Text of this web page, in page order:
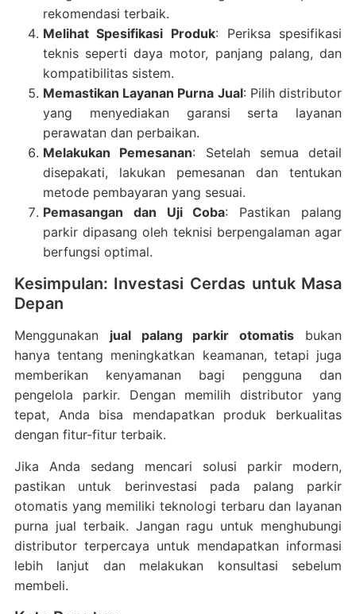
rekomendasi terbaik.
Melihat Spesifikasi Produk: Periksa spesifikasi
teknis seperti daya motor, panjang palang, dan
kompatibilitas sistem.
Memastikan Layanan Purna Jual: Pilih distributor
yang menyediakan garansi serta layanan
perawatan dan perbaikan.
Melakukan Pemesanan: Setelah semua detail
disepakati, lakukan pemesanan dan tentukan
metode pembayaran yang sesuai.
Pemasangan dan Uji Coba: Pastikan palang
parkir dipasang oleh teknisi berpengalaman agar
berfungsi optimal.
Kesimpulan: Investasi Cerdas untuk Masa
Depan
Menggunakan jual palang parkir otomatis bukan
hanya tentang meningkatkan keamanan, tetapi juga
memberikan kenyamanan bagi pengguna dan
pengelola parkir. Dengan memilih distributor yang
tepat, Anda bisa mendapatkan produk berkualitas
dengan fitur-fitur terbaik.
Jika Anda sedang mencari solusi parkir modern,
pastikan untuk berinvestasi pada palang parkir
otomatis yang memiliki teknologi terbaru dan layanan
purna jual terbaik. Jangan ragu untuk menghubungi
distributor terpercaya untuk mendapatkan informasi
lebih lanjut dan melakukan konsultasi sebelum
membeli.